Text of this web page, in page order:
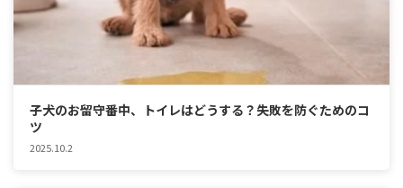
子犬のお留守番中、トイレはどうする？失敗を防ぐためのコ
ツ
2025.10.2